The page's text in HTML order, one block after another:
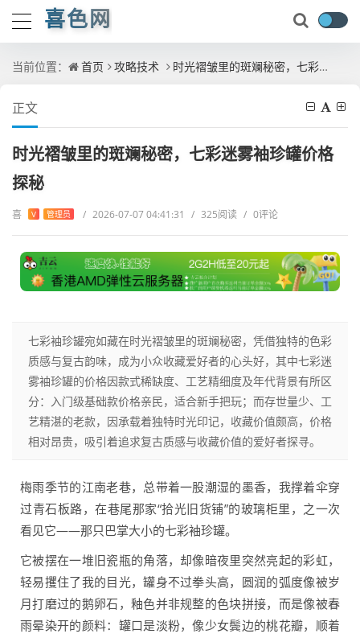
喜色网
当前位置： 首页 攻略技术 时光褶皱里的斑斓秘密，七彩迷雾袖珍罐价格探秘
正文
时光褶皱里的斑斓秘密，七彩迷雾袖珍罐价格
探秘
喜 V 管理员 / 2026-07-07 04:41:31 / 325阅读 / 0评论
七彩袖珍罐宛如藏在时光褶皱里的斑斓秘密，凭借独特的色彩
质感与复古韵味，成为小众收藏爱好者的心头好，其中七彩迷
雾袖珍罐的价格因款式稀缺度、工艺精细度及年代背景有所区
分：入门级基础款价格亲民，适合新手把玩；而存世量少、工
艺精湛的老款，因承载着独特时光印记，收藏价值颇高，价格
相对昂贵，吸引着追求复古质感与收藏价值的爱好者探寻。
梅雨季节的江南老巷，总带着一股潮湿的墨香，我撑着伞穿
过青石板路，在巷尾那家“拾光旧货铺”的玻璃柜里，之一次
看见它——那只巴掌大小的七彩袖珍罐。
它被摆在一堆旧瓷瓶的角落，却像暗夜里突然亮起的彩虹，
轻易攫住了我的目光，罐身不过拳头高，圆润的弧度像被岁
月打磨过的鹅卵石，釉色并非规整的色块拼接，而是像被春
雨晕染开的颜料：罐口是淡粉，像少女鬓边的桃花瓣，顺着